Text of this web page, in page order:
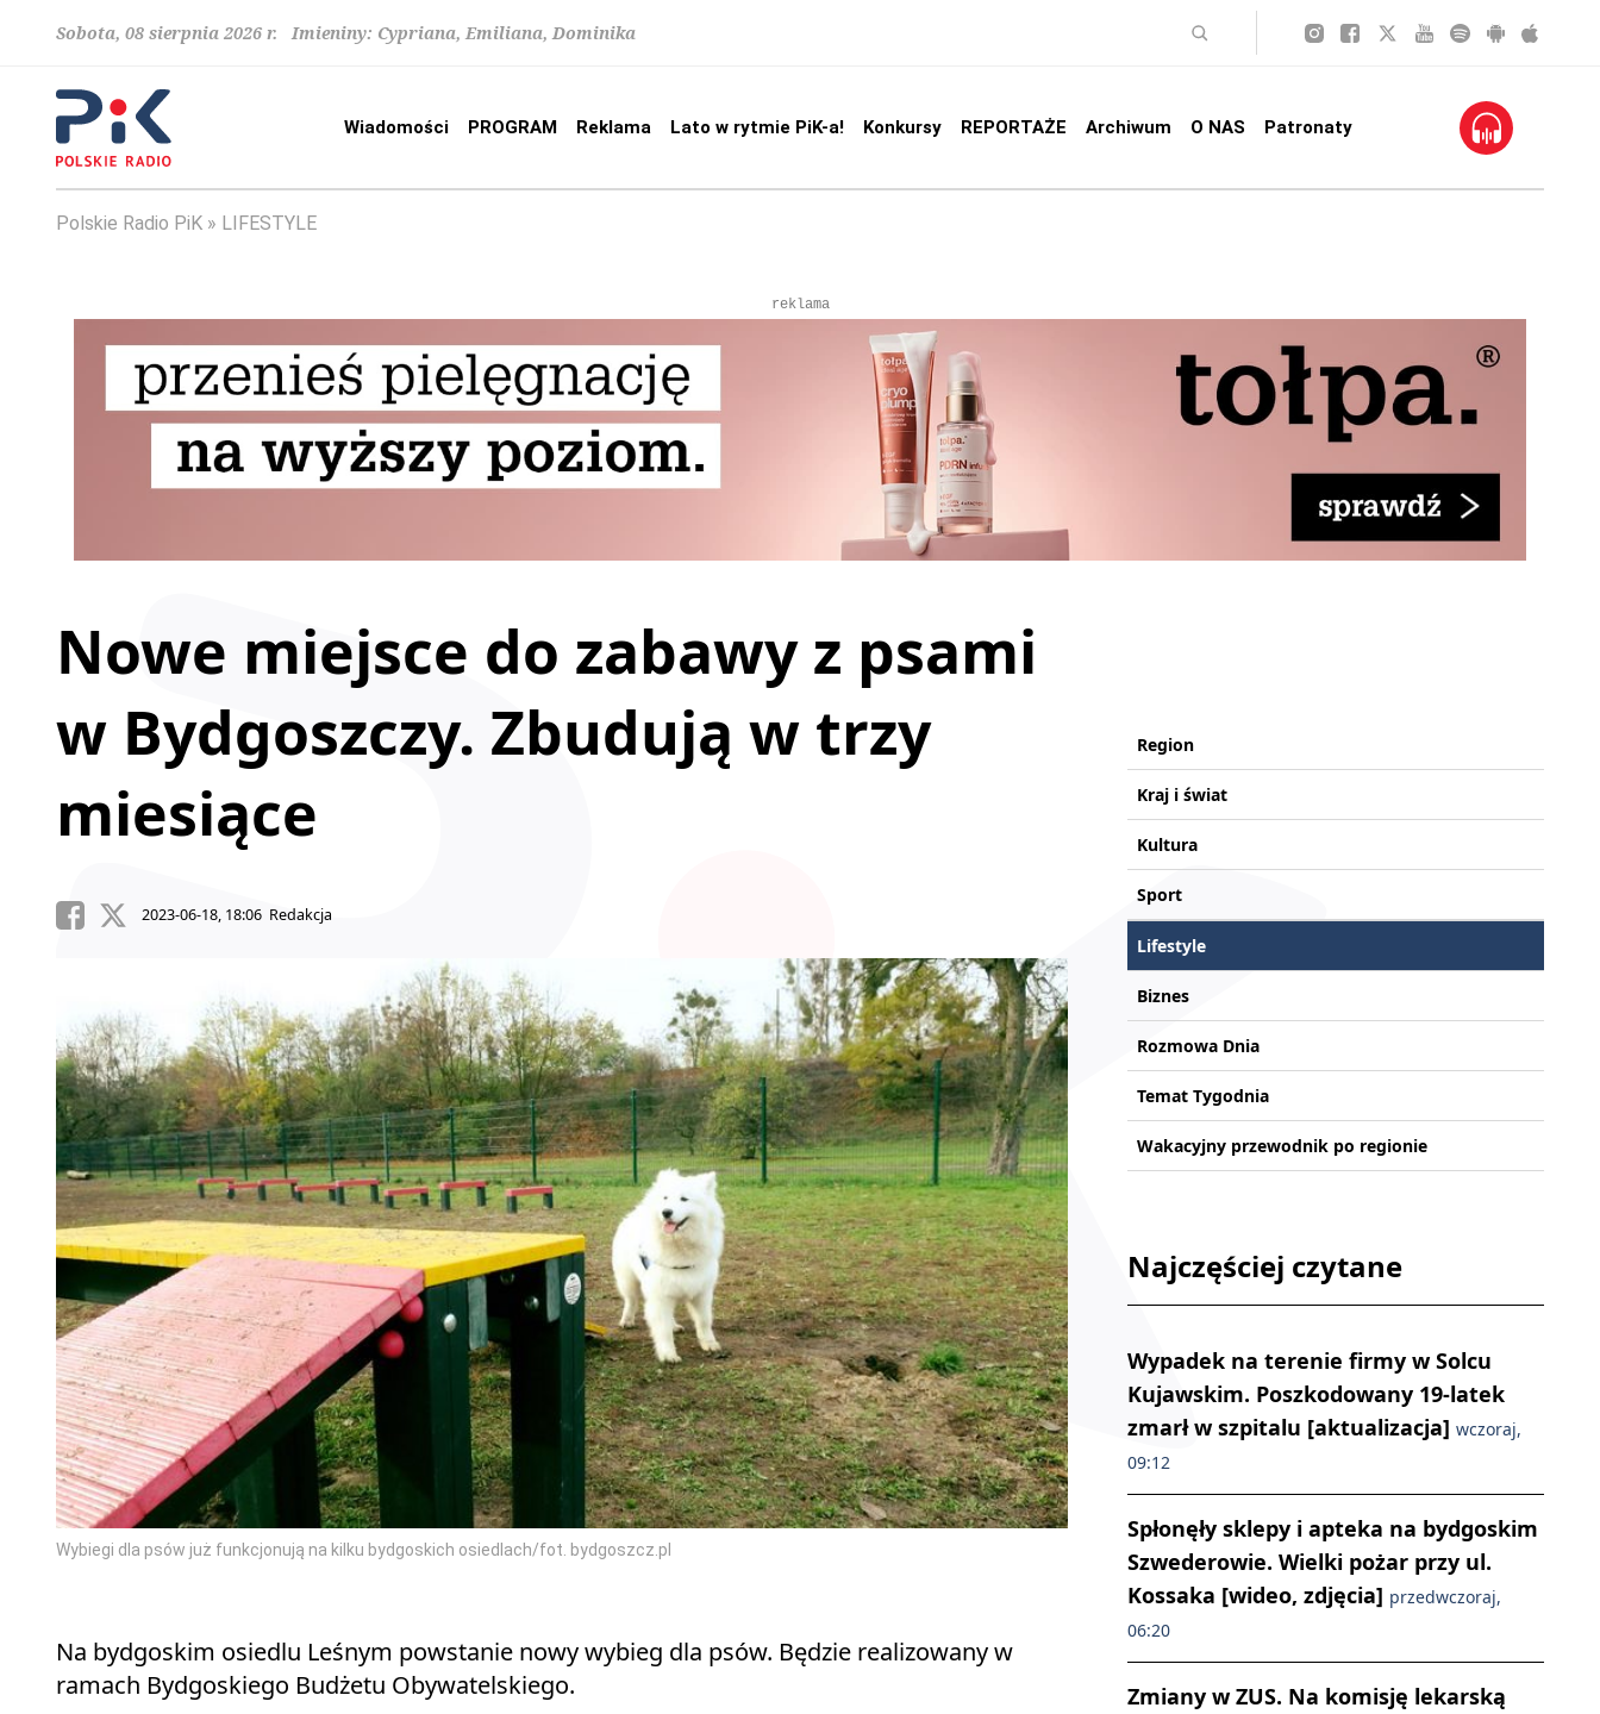
Sobota, 08 sierpnia 2026 r. Imieniny: Cypriana, Emiliana, Dominika
Wiadomości PROGRAM Reklama Lato w rytmie PiK-a! Konkursy REPORTAŻE Archiwum O NAS Patronaty
Polskie Radio PiK LIFESTYLE
reklama
Nowe miejsce do zabawy z psami
w Bydgoszczy. Zbudują w trzy
miesiące
2023-06-18, 18:06 Redakcja
Wybiegi dla psów już funkcjonują na kilku bydgoskich osiedlach/fot. bydgoszcz.pl
Na bydgoskim osiedlu Leśnym powstanie nowy wybieg dla psów. Będzie realizowany w
ramach Bydgoskiego Budżetu Obywatelskiego.
Region
Kraj i świat
Kultura
Sport
Lifestyle
Biznes
Rozmowa Dnia
Temat Tygodnia
Wakacyjny przewodnik po regionie
Najczęściej czytane
Wypadek na terenie firmy w Solcu
Kujawskim. Poszkodowany 19-latek
zmarł w szpitalu [aktualizacja] wczoraj,
09:12
Spłonęły sklepy i apteka na bydgoskim
Szwederowie. Wielki pożar przy ul.
Kossaka [wideo, zdjęcia] przedwczoraj,
06:20
Zmiany w ZUS. Na komisję lekarską